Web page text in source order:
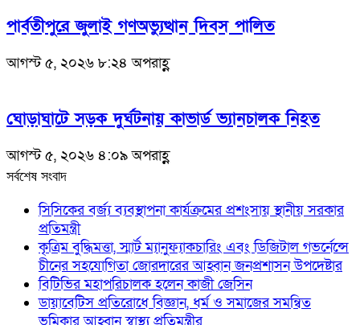
পার্বতীপুরে জুলাই গণঅভ্যুত্থান দিবস পালিত
আগস্ট ৫, ২০২৬ ৮:২৪ অপরাহ্ণ
ঘোড়াঘাটে সড়ক দুর্ঘটনায় কাভার্ড ভ্যানচালক নিহত
আগস্ট ৫, ২০২৬ ৪:০৯ অপরাহ্ণ
সর্বশেষ সংবাদ
সিসিকের বর্জ্য ব্যবস্থাপনা কার্যক্রমের প্রশংসায় স্থানীয় সরকার
প্রতিমন্ত্রী
কৃত্রিম বুদ্ধিমত্তা, স্মার্ট ম্যানুফ্যাকচারিং এবং ডিজিটাল গভর্নেন্সে
চীনের সহযোগিতা জোরদারের আহ্বান জনপ্রশাসন উপদেষ্টার
বিটিভির মহাপরিচালক হলেন কাজী জেসিন
ডায়াবেটিস প্রতিরোধে বিজ্ঞান, ধর্ম ও সমাজের সমন্বিত